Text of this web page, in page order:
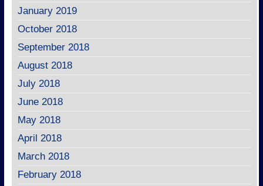
January 2019
October 2018
September 2018
August 2018
July 2018
June 2018
May 2018
April 2018
March 2018
February 2018